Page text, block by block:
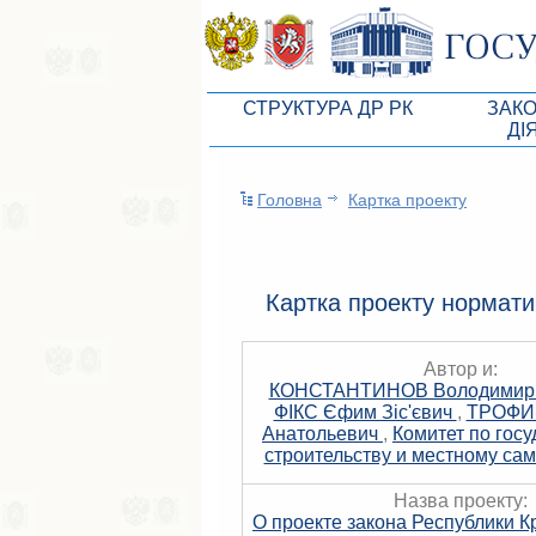
СТРУКТУРА ДР РК
Президія ВР АРК
Советники Председателя ГС РК
Управление делами ГС РК
Поиск депутата по округу
Бюджет
Схема
Головна Картка проекту
Картка проекту
Автор и:
КОНСТАНТИНОВ Володимир
ФІКС Єфим Зіс'євич ,
Анатольевич , Комитет по
строительству и местному
Назва проекту:
О проекте закона Республики